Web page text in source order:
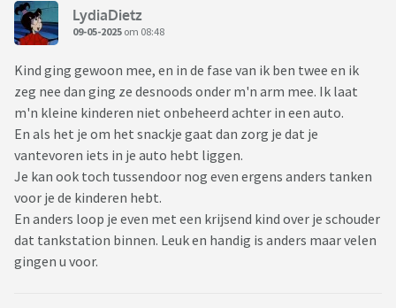
LydiaDietz
09-05-2025 om 08:48
Kind ging gewoon mee, en in de fase van ik ben twee en ik
zeg nee dan ging ze desnoods onder m'n arm mee. Ik laat
m'n kleine kinderen niet onbeheerd achter in een auto.
En als het je om het snackje gaat dan zorg je dat je
vantevoren iets in je auto hebt liggen.
Je kan ook toch tussendoor nog even ergens anders tanken
voor je de kinderen hebt.
En anders loop je even met een krijsend kind over je schouder
dat tankstation binnen. Leuk en handig is anders maar velen
gingen u voor.